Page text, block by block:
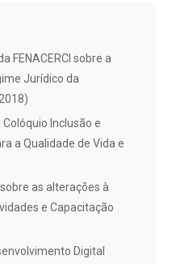
FENACERCI sobre a
Jurídico da
Colóquio Inclusão e
a Qualidade de Vida e
as alterações à
e Capacitação
Digital